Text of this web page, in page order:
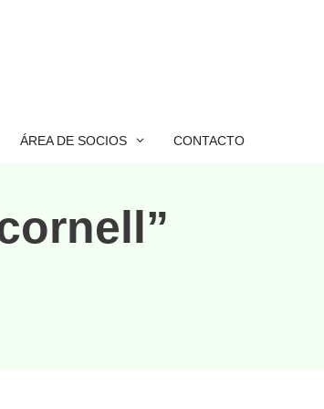
ÁREA DE SOCIOS CONTACTO